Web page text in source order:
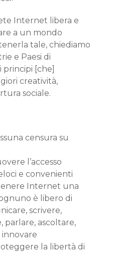
Internet libera e
a un mondo
tale, chiediamo
e Paesi di
principi [che]
creatività,
sociale.
censura su
l’accesso
e convenienti
Internet una
è libero di
scrivere,
parlare, ascoltare,
innovare
la libertà di